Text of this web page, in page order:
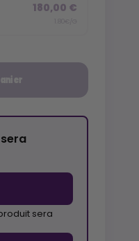
180,00 €
sera